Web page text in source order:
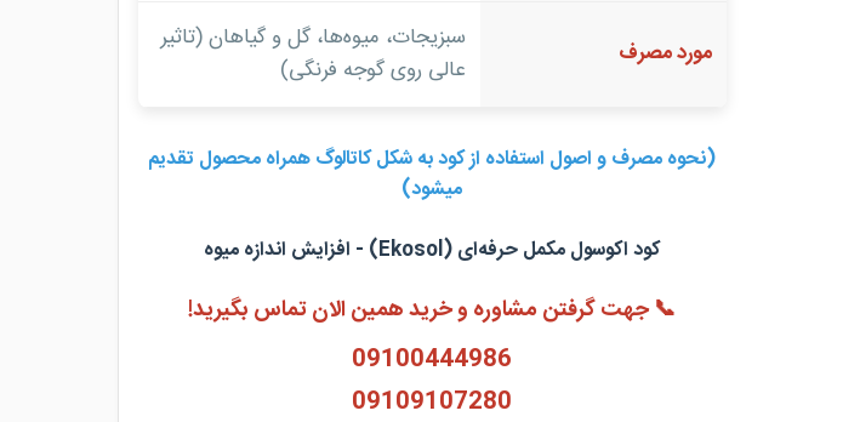
مورد مصرف
سبزیجات، میوه‌ها، گل و گیاهان (تاثیر
عالی روی گوجه فرنگی)
(نحوه مصرف و اصول استفاده از کود به شکل کاتالوگ همراه محصول تقدیم
میشود)
کود اکوسول مکمل حرفه‌ای (Ekosol) - افزایش اندازه میوه
📞 جهت گرفتن مشاوره و خرید همین الان تماس بگیرید!
09100444986
09109107280